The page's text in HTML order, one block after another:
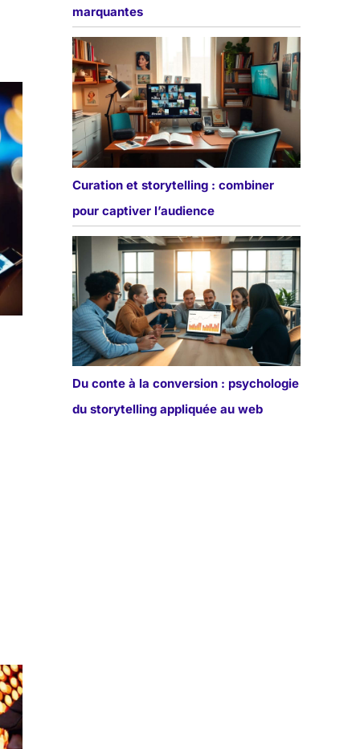
marquantes
Curation et storytelling : combiner
pour captiver l’audience
Du conte à la conversion : psychologie
du storytelling appliquée au web